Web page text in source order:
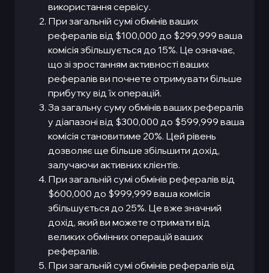
використання сервісу.
При загальній сумі обмінів ваших
рефералів від $100,000 до $299,999 ваша
комісія збільшується до 15%. Це означає,
що зі зростанням активності ваших
рефералів ви почнете отримувати більше
прибутку від їх операцій.
За загальну суму обмінів ваших рефералів
у діапазоні від $300,000 до $599,999 ваша
комісія становитиме 20%. Цей рівень
дозволяє ще більше збільшити дохід,
залучаючи активних клієнтів.
При загальній сумі обмінів рефералів від
$600,000 до $999,999 ваша комісія
збільшується до 25%. Це вже значний
дохід, який ви можете отримати від
великих обмінних операцій ваших
рефералів.
При загальній сумі обмінів рефералів від